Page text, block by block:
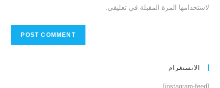
لاستخدامها المرة المقبلة في تعليقي.
الانستغرام
[instagram-feed]